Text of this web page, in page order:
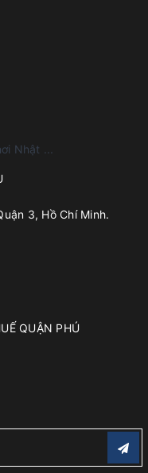
Nhật ...
3, Hồ Chí Minh.
QUẬN PHÚ